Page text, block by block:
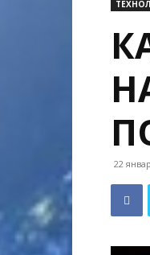
22